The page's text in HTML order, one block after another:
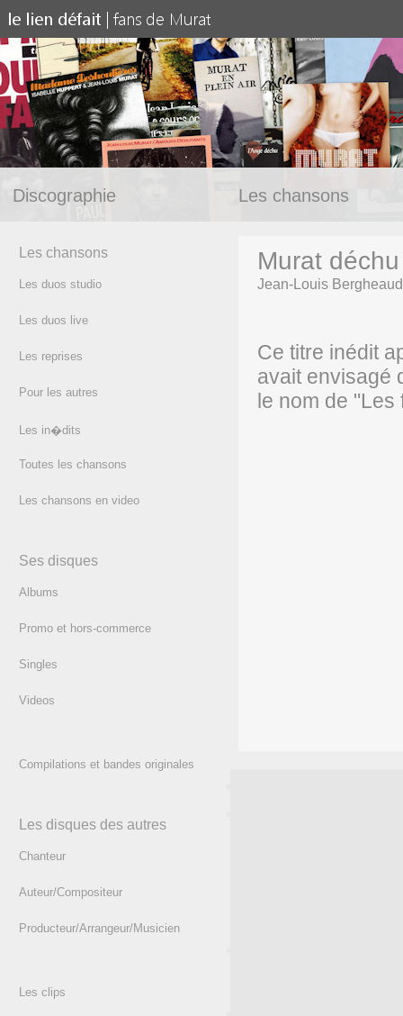
Discographie Les chansons
Les chansons
Les duos studio
Les duos live
Les reprises
Pour les autres
Les in�dits
Toutes les chansons
Les chansons en video
Ses disques
Albums
Promo et hors-commerce
Singles
Videos
Compilations et bandes originales
Les disques des autres
Chanteur
Auteur/Compositeur
Producteur/Arrangeur/Musicien
Les clips
Murat déchu
Jean-Louis Bergheaud
Ce titre inédit
avait envisagé
le nom de